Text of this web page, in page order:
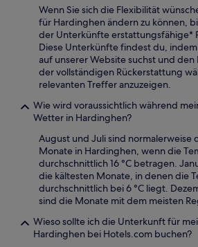
Wenn Sie sich die Flexibilität
für Hardinghen ändern zu können,
der Unterkünfte erstattungsfähige*
Diese Unterkünfte findest du,
auf unserer Website suchst und
der vollständigen Rückerstattung
relevanten Treffer anzuzeigen.
Wie wird voraussichtlich während
Wetter in Hardinghen?
August und Juli sind normalerweise
Monate in Hardinghen, wenn die
durchschnittlich 16 °C betragen.
die kältesten Monate, in denen die
durchschnittlich bei 6 °C liegt.
sind die Monate mit dem meisten
Wieso sollte ich die Unterkunft für
Hardinghen bei Hotels.com buchen?